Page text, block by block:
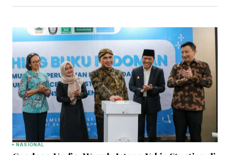
NASIONAL